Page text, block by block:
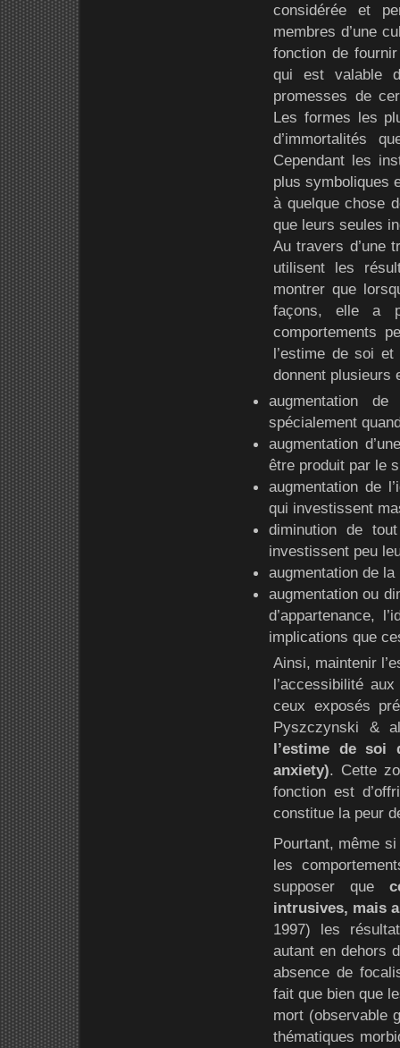
considérée et
membres d’une
fonction de
qui est valable
promesses de
Les formes les
d’immortalités
Cependant les
plus symboliques
à quelque chose
que leurs seules
Au travers d’une
utilisent les
montrer que
façons, elle a
comportements
l’estime de soi
donnent plusieurs
augmentation
spécialement
augmentation
être produit par le
augmentation de
qui investissent
diminution de
investissent peu
augmentation de
augmentation ou
d’appartenance,
implications que
Ainsi, maintenir
l’accessibilité
ceux exposés
Pyszczynski &
l’estime de soi
anxiety). Cette
fonction est
constitue la peur
Pourtant, même
les
supposer que
intrusives, mais
1997) les
autant en dehors
absence de
fait que bien que
mort (observable
thématiques